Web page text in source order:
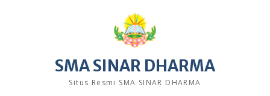
SMA SINAR DHARMA
Situs Resmi SMA SINAR DHARMA